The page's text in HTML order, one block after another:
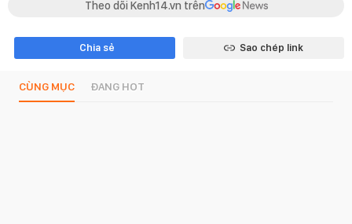
Theo dõi Kenh14.vn trên
Chia sẻ Sao chép link
CÙNG MỤC ĐANG HOT